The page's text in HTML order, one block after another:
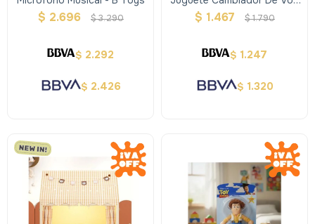
$ 2.696 $3.290
$ 2.292
$ 2.426
- B Toys
$ 1.467 $1.790
$ 1.247
$ 1.320